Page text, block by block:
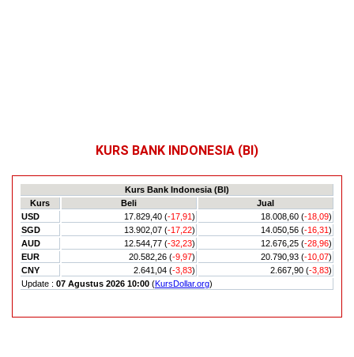
KURS BANK INDONESIA (BI)